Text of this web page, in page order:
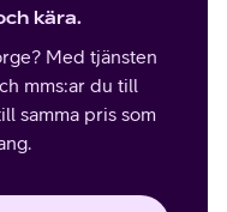
kära.
Med tjänsten
mms:ar du till
samma pris som